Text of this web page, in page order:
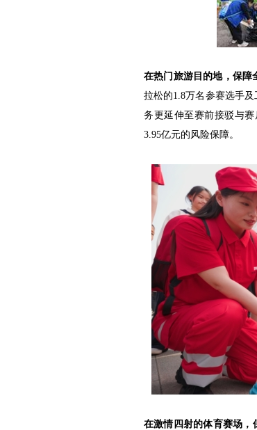
在热门旅游目的地，保障
拉松的1.8万名参赛选手
务更延伸至赛前接驳与
3.95亿元的风险保障。
在激情四射的体育赛场，